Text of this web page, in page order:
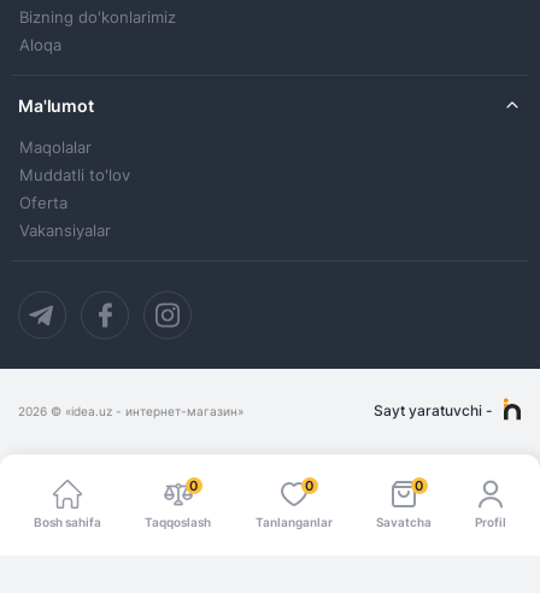
Bizning do'konlarimiz
Aloqa
Ma'lumot
Maqolalar
Muddatli to'lov
Oferta
Vakansiyalar
2026 © «idea.uz - интернет-магазин» Sayt yaratuvchi-
Bosh sahifa
0
Taqqoslash
0
Tanlanganlar
0
Savatcha Profil